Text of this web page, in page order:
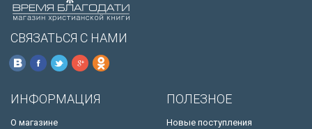
СВЯЗАТЬСЯ С НАМИ
ИНФОРМАЦИЯ
О магазине
ПОЛЕЗНОЕ
Новые поступления